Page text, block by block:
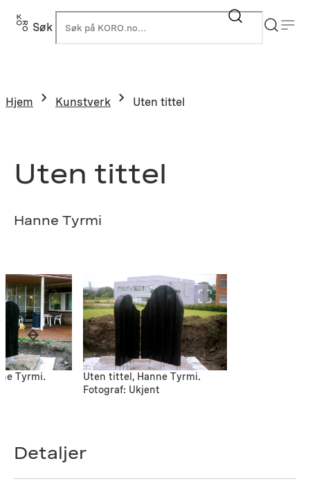
Hopp
Søk
Hjem Kunstverk Uten tittel
Uten tittel
Hanne Tyrmi
Tyrmi.
Uten tittel, Hanne Tyrmi.
Fotograf: Ukjent
Detaljer